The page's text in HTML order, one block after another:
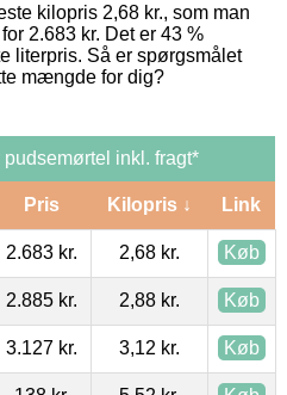
kilopris 2,68 kr., som man
2.683 kr. Det er 43 %
literpris. Så er spørgsmålet
mængde for dig?
inkl. fragt*
Pris Kilopris ↓ Link
2.683 kr. 2,68 kr. Køb
2.885 kr. 2,88 kr. Køb
3.127 kr. 3,12 kr. Køb